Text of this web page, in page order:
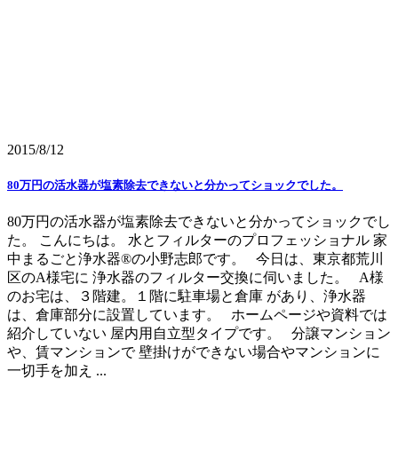
2015/8/12
80万円の活水器が塩素除去できないと分かってショックでした。
80万円の活水器が塩素除去できないと分かってショックでし
た。 こんにちは。 水とフィルターのプロフェッショナル 家
中まるごと浄水器®の小野志郎です。 今日は、東京都荒川
区のA様宅に 浄水器のフィルター交換に伺いました。 A様
のお宅は、３階建。１階に駐車場と倉庫 があり、浄水器
は、倉庫部分に設置しています。 ホームページや資料では
紹介していない 屋内用自立型タイプです。 分譲マンション
や、賃マンションで 壁掛けができない場合やマンションに
一切手を加え ...